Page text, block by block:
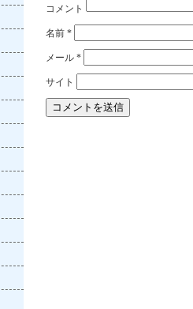
コメント
名前 *
メール *
サイト